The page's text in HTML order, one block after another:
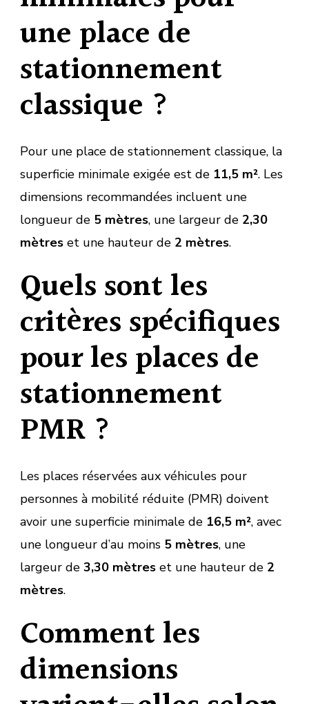
une place de
stationnement
classique ?
Pour une place de stationnement classique, la
superficie minimale exigée est de 11,5 m². Les
dimensions recommandées incluent une
longueur de 5 mètres, une largeur de 2,30
mètres et une hauteur de 2 mètres.
Quels sont les
critères spécifiques
pour les places de
stationnement
PMR ?
Les places réservées aux véhicules pour
personnes à mobilité réduite (PMR) doivent
avoir une superficie minimale de 16,5 m², avec
une longueur d’au moins 5 mètres, une
largeur de 3,30 mètres et une hauteur de 2
mètres.
Comment les
dimensions